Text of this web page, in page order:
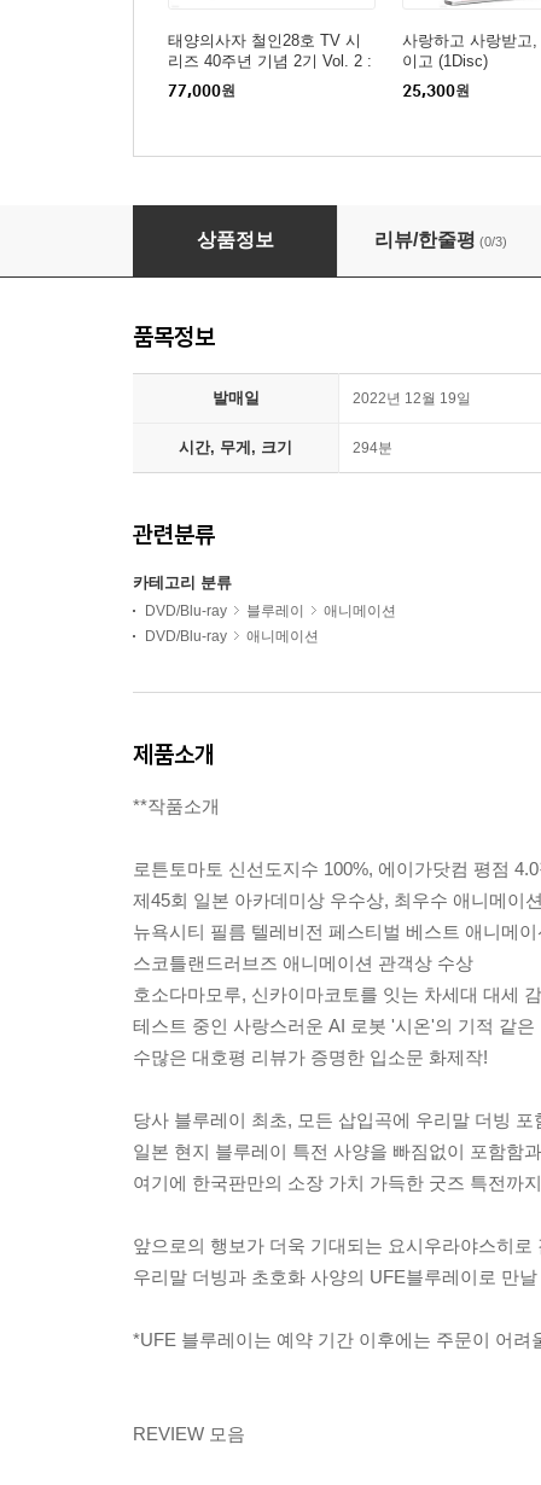
태양의사자 철인28호 TV 시
리즈 40주년 기념 2기 Vol. 2 :
27화~51화 (우리말녹음5Disc
+ 한글자막5Disc, 초회한정
77,000원
사랑하고 사랑받고
이고 (1Disc)
25,300원
아이의 노랫소리를 들려줘 UFE 우리말 녹음
상품정보 리뷰/한줄평 (0/3)
품목정보
발매일 2022년 12월 19일
시간, 무게, 크기 294분
관련분류
카테고리 분류
DVD/Blu-ray 블루레이
애니메이션
DVD/Blu-ray
애니메이션
제품소개
**작품소개
로튼토마토 신선도지수 100%, 에이가닷컴 평점
제45회 일본 아카데미상 우수상, 최우수 애니메이
뉴욕시티 필름 텔레비전 페스티벌 베스트 애니메
스코틀랜드러브즈 애니메이션 관객상 수상
호소다마모루, 신카이마코토를 잇는 차세대 대세
테스트 중인 사랑스러운 AI 로봇 '시온'의 기적 같
수많은 대호평 리뷰가 증명한 입소문 화제작!
당사 블루레이 최초, 모든 삽입곡에 우리말 더빙 포
일본 현지 블루레이 특전 사양을 빠짐없이 포함함
여기에 한국판만의 소장 가치 가득한 굿즈 특전까
앞으로의 행보가 더욱 기대되는 요시우라야스히로
우리말 더빙과 초호화 사양의 UFE블루레이로 만
*UFE 블루레이는 예약 기간 이후에는 주문이 어
REVIEW 모음